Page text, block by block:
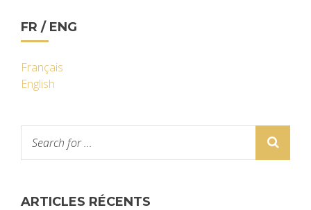
FR / ENG
Français
English
ARTICLES RÉCENTS